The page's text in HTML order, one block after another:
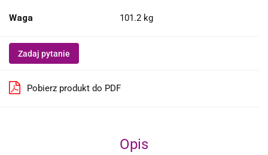
Waga 101.2 kg
Zadaj pytanie
Pobierz produkt do PDF
Opis